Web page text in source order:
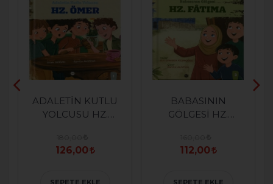
ADALETİN KUTLU
YOLCUSU HZ.
126,00
SEPETE EKLE
BABASININ
GÖLGESİ HZ.
112,00
SEPETE EKLE